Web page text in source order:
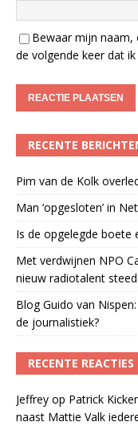
Bewaar mijn naam,
de volgende keer dat
RECENTE
Pim van de Kolk
Man ‘opgesloten’ in
Is de opgelegde boete
Met verdwijnen NPO
nieuw radiotalent
Blog Guido van
de journalistiek?
RECENTE REACTIES
Jeffrey op Patrick
naast Mattie Valk